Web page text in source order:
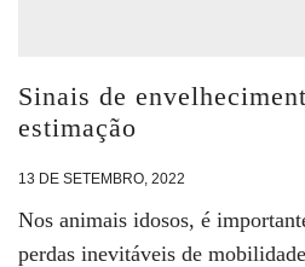
Sinais de
estimação
13 DE SETEMBRO, 2022
Nos animais idosos, é
perdas inevitáveis de